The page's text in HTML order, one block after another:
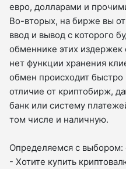
евро, долларами и
Во-вторых, на бирже вы
ввод и вывод с которого
обменнике этих
нет функции хранения
обмен происходит
отличие от криптобирж,
банк или систему
том числе и наличную.
Определяемся с выбором:
- Хотите купить